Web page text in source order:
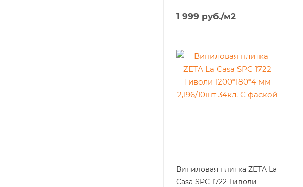
1 999 руб./м2
Виниловая плитка ZETA La
Casa SPC 1722 Тиволи